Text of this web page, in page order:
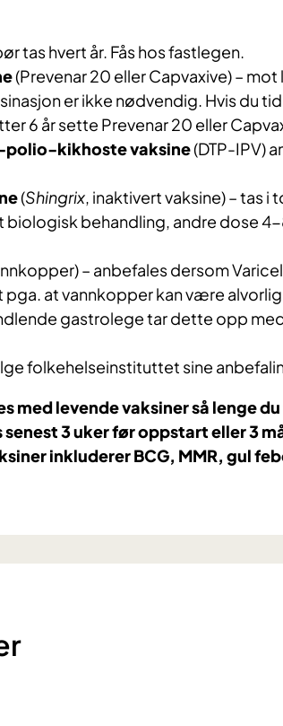
tas hvert år. Fås hos fastlegen.
(Prevenar 20 eller Capvaxive) –
er ikke nødvendig. Hvis du
6 år sette Prevenar 20 eller
kikhoste vaksine(DTP-IPV)
(Shingrix, inaktivert vaksine) – tas i
behandling, andre dose
– anbefales dersom
pga. at vannkopper kan være
gastrolege tar dette opp
folkehelseinstituttet sine
med levende vaksiner så lenge
senest 3 uker før oppstart eller 3
inkluderer BCG, MMR, gul